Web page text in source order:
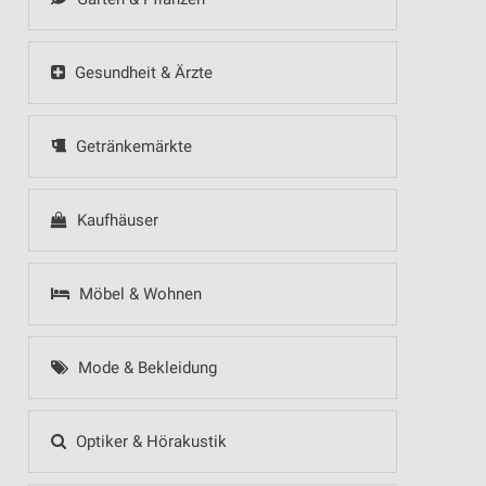
Gesundheit & Ärzte
Getränkemärkte
Kaufhäuser
Möbel & Wohnen
Mode & Bekleidung
Optiker & Hörakustik